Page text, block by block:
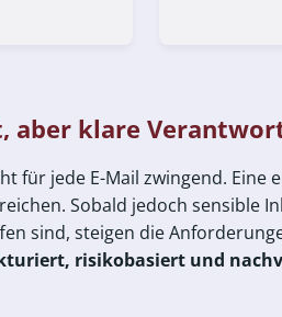
aber klare
für jede E-Mail zwingend.
Sobald jedoch sensible
sind, steigen die
risikobasiert und